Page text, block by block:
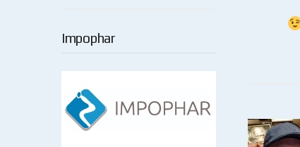
Impophar